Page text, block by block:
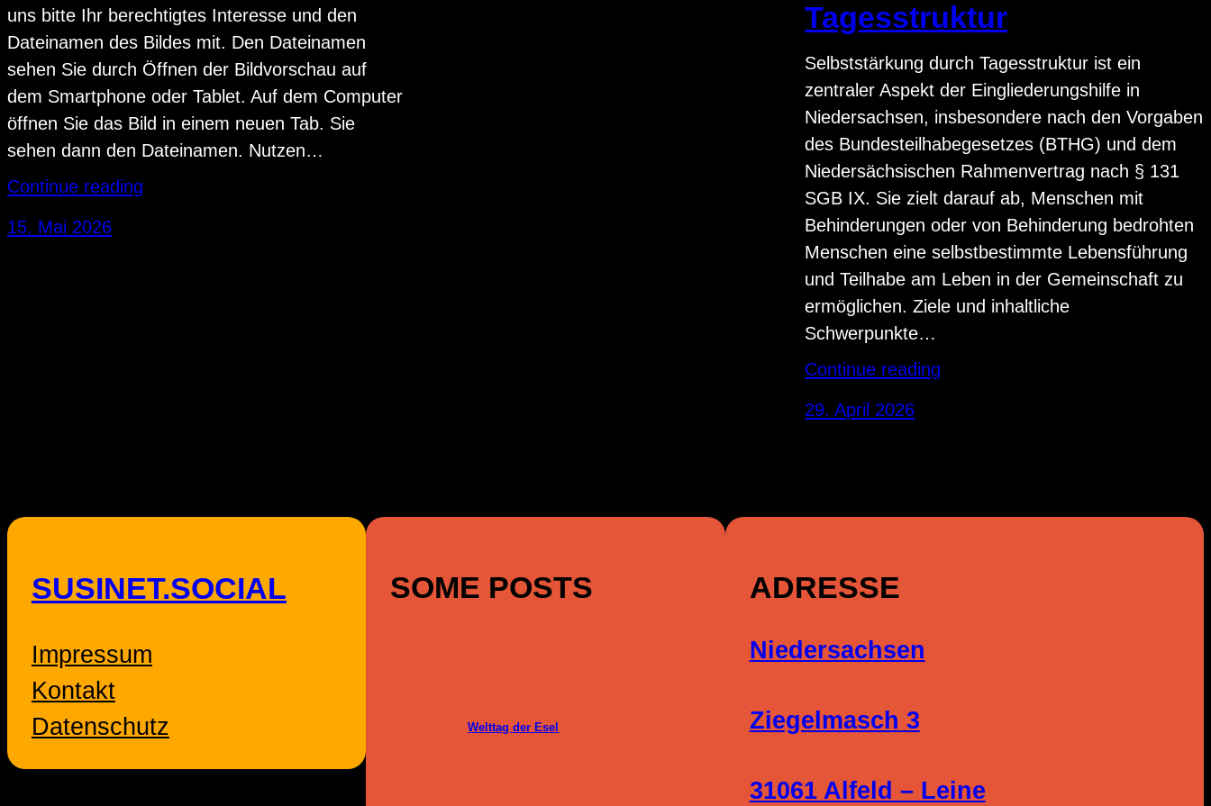
uns bitte Ihr berechtigtes Interesse und den
Dateinamen des Bildes mit. Den Dateinamen
sehen Sie durch Öffnen der Bildvorschau auf
dem Smartphone oder Tablet. Auf dem Computer
öffnen Sie das Bild in einem neuen Tab. Sie
sehen dann den Dateinamen. Nutzen…
Continue reading
15. Mai 2026
Tagesstruktur
Selbststärkung durch Tagesstruktur ist ein
zentraler Aspekt der Eingliederungshilfe in
Niedersachsen, insbesondere nach den Vorgaben
des Bundesteilhabegesetzes (BTHG) und dem
Niedersächsischen Rahmenvertrag nach § 131
SGB IX. Sie zielt darauf ab, Menschen mit
Behinderungen oder von Behinderung bedrohten
Menschen eine selbstbestimmte Lebensführung
und Teilhabe am Leben in der Gemeinschaft zu
ermöglichen. Ziele und inhaltliche
Schwerpunkte…
Continue reading
29. April 2026
SUSINET.SOCIAL
Impressum
Kontakt
Datenschutz
SOME POSTS
Welttag der Esel
ADRESSE
Niedersachsen
Ziegelmasch 3
31061 Alfeld – Leine